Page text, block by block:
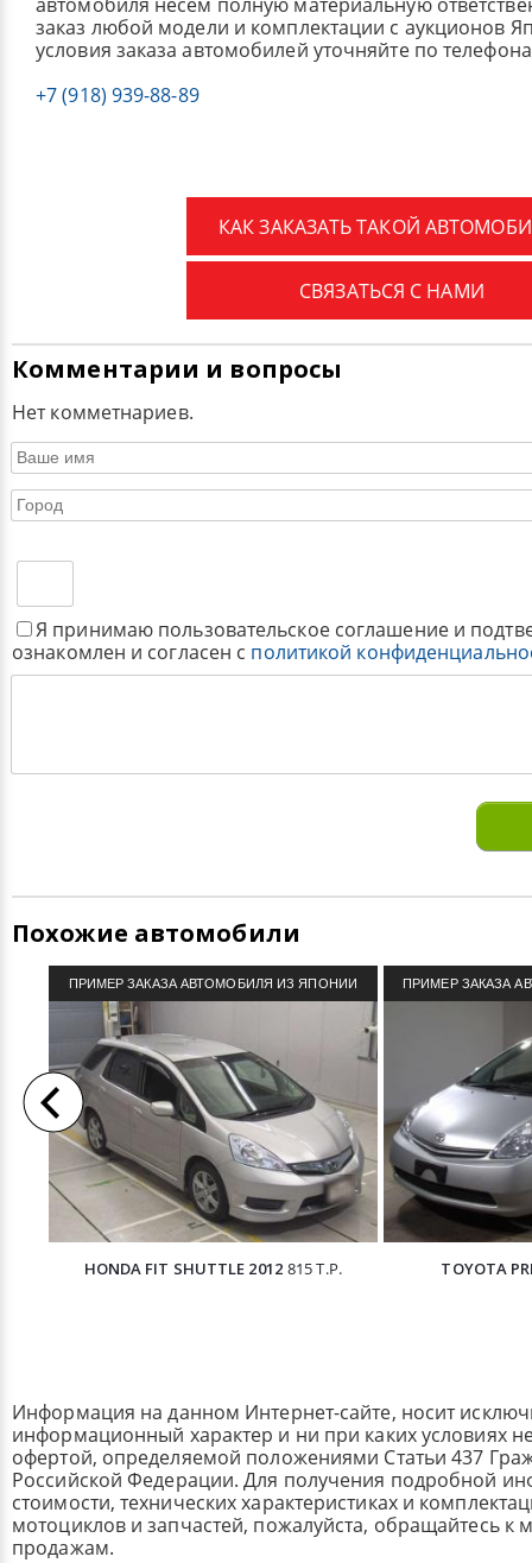
заказ любой модели и комплектации с аукционов
условия заказа автомобилей уточняйте по
+7 (918) 939-88-89
КАК ЗАКАЗАТЬ ТАКОЙ
СВЯЗАТЬСЯ С НАМИ
Комментарии и вопросы
Нет комметнариев.
Я принимаю пользовательское соглашение и
ознакомлен и согласен с политикой
Похожие автомобили
ПРИМЕР ЗАКАЗА АВТОМОБИЛЯ ИЗ ЯПОНИИ
HONDA FIT SHUTTLE 2012 815 Т.Р.
ПРИМЕР ЗАКАЗА
TOYOTA
Информация на данном Интернет-сайте, носит
информационный характер и ни при каких условиях
офертой, определяемой положениями Статьи 437
Российской Федерации. Для получения подробной
стоимости, технических характеристиках и
мотоциклов и запчастей, пожалуйста, обращайтесь к
продажам.